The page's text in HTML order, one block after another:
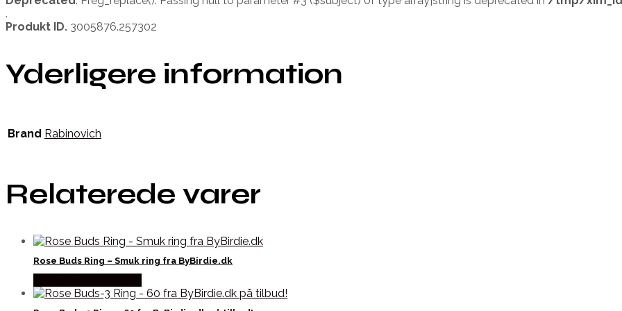
.
Produkt ID. 3005876.257302
Yderligere information
Brand Rabinovich
Relaterede varer
Rose Buds Ring – Smuk ring fra ByBirdie.dk